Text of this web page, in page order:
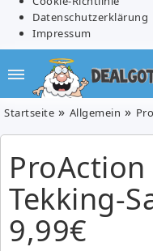
Datenschutzerklärung
Impressum
Startseite Allgemein
Tekking-
9,99€